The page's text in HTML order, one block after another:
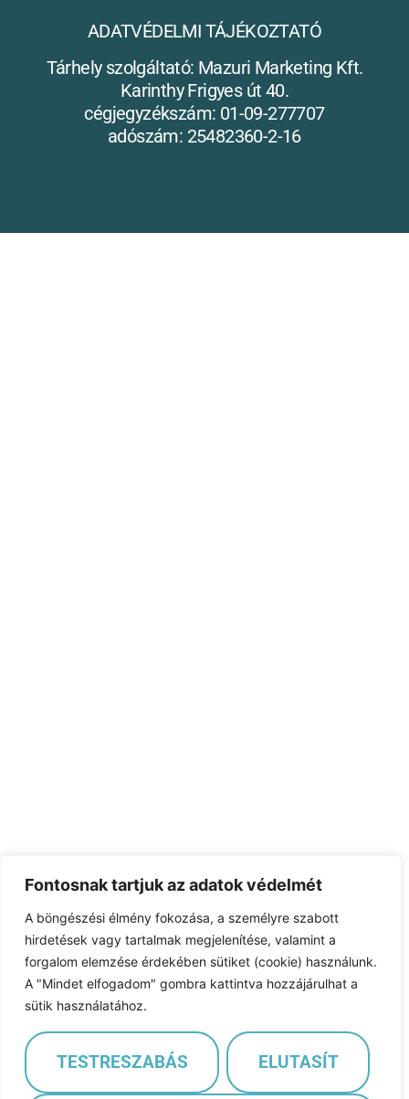
Fontosnak tartjuk az adatok védelmét
A böngészési élmény fokozása, a személyre szabott
hirdetések vagy tartalmak megjelenítése, valamint a
forgalom elemzése érdekében sütiket (cookie) használunk.
A "Mindet elfogadom" gombra kattintva hozzájárulhat a
sütik használatához.
TESTRESZABÁS ELUTASÍT
ADATVÉDELMI TÁJÉKOZTATÓ
Tárhely szolgáltató: Mazuri Marketing Kft.
Karinthy Frigyes út 40.
cégjegyzékszám: 01-09-277707
adószám: 25482360-2-16